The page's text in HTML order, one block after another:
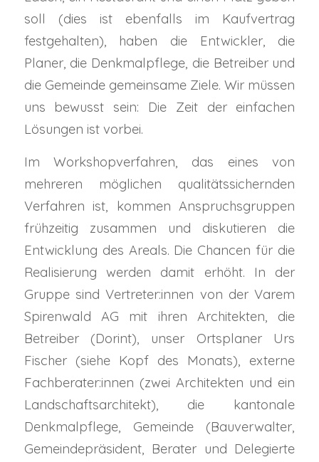
soll (dies ist ebenfalls im Kaufvertrag
festgehalten), haben die Entwickler, die
Planer, die Denkmalpflege, die Betreiber und
die Gemeinde gemeinsame Ziele. Wir müssen
uns bewusst sein: Die Zeit der einfachen
Lösungen ist vorbei.
Im Workshopverfahren, das eines von
mehreren möglichen qualitätssichernden
Verfahren ist, kommen Anspruchsgruppen
frühzeitig zusammen und diskutieren die
Entwicklung des Areals. Die Chancen für die
Realisierung werden damit erhöht. In der
Gruppe sind Vertreter:innen von der Varem
Spirenwald AG mit ihren Architekten, die
Betreiber (Dorint), unser Ortsplaner Urs
Fischer (siehe Kopf des Monats), externe
Fachberater:innen (zwei Architekten und ein
Landschaftsarchitekt), die kantonale
Denkmalpflege, Gemeinde (Bauverwalter,
Gemeindepräsident, Berater und Delegierte